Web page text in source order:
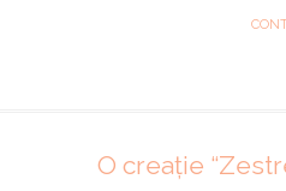
O creație